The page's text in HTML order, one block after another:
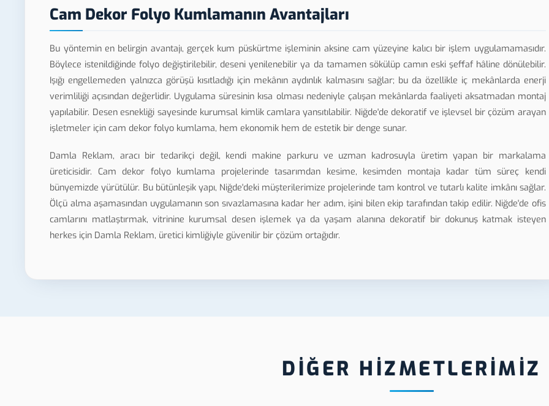
Cam Dekor Folyo Kumlamanın Avantajları
Bu yöntemin en belirgin avantajı, gerçek kum püskürtme işleminin aksine cam yüzeyine kalıcı bir işlem uygulamamasıdır.
Böylece istenildiğinde folyo değiştirilebilir, deseni yenilenebilir ya da tamamen sökülüp camın eski şeffaf hâline dönülebilir.
Işığı engellemeden yalnızca görüşü kısıtladığı için mekânın aydınlık kalmasını sağlar; bu da özellikle iç mekânlarda enerji
verimliliği açısından değerlidir. Uygulama süresinin kısa olması nedeniyle çalışan mekânlarda faaliyeti aksatmadan montaj
yapılabilir. Desen esnekliği sayesinde kurumsal kimlik camlara yansıtılabilir. Niğde'de dekoratif ve işlevsel bir çözüm arayan
işletmeler için cam dekor folyo kumlama, hem ekonomik hem de estetik bir denge sunar.
Damla Reklam, aracı bir tedarikçi değil, kendi makine parkuru ve uzman kadrosuyla üretim yapan bir markalama
üreticisidir. Cam dekor folyo kumlama projelerinde tasarımdan kesime, kesimden montaja kadar tüm süreç kendi
bünyemizde yürütülür. Bu bütünleşik yapı, Niğde'deki müşterilerimize projelerinde tam kontrol ve tutarlı kalite imkânı sağlar.
Ölçü alma aşamasından uygulamanın son sıvazlamasına kadar her adım, işini bilen ekip tarafından takip edilir. Niğde'de ofis
camlarını matlaştırmak, vitrinine kurumsal desen işlemek ya da yaşam alanına dekoratif bir dokunuş katmak isteyen
herkes için Damla Reklam, üretici kimliğiyle güvenilir bir çözüm ortağıdır.
DİĞER HİZMETLERİMİZ